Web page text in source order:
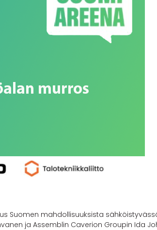
Suomen mahdollisuuksista
ja Assemblin Caverion Groupin Ida